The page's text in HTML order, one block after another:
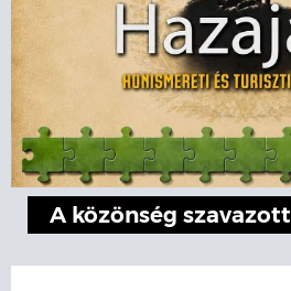
A közönség szavazott